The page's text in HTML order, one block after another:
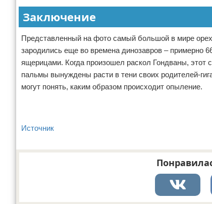
Заключение
Представленный на фото самый большой в мире
зародились еще во времена динозавров – примерно
ящерицами. Когда произошел раскол Гондваны, этот
пальмы вынуждены расти в тени своих родителей-
могут понять, каким образом происходит опыление.
Источник